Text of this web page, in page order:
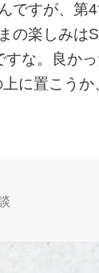
ですが、第
の楽しみは
な。良か
に置こうか